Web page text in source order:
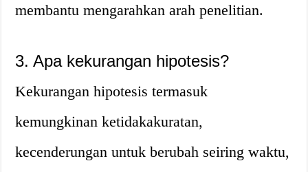
membantu mengarahkan arah penelitian.
3. Apa kekurangan hipotesis?
Kekurangan hipotesis termasuk
kemungkinan ketidakakuratan,
kecenderungan untuk berubah seiring waktu,